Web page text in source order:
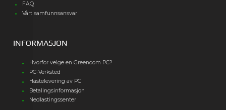
FAQ
Vårt samfunnsansvar
INFORMASJON
Hvorfor velge en Greencom PC?
PC-Verksted
Hastelevering av PC
Betalingsinformasjon
Nedlastingssenter